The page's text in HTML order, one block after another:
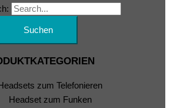
zum Telefonieren
Headset zum Funken